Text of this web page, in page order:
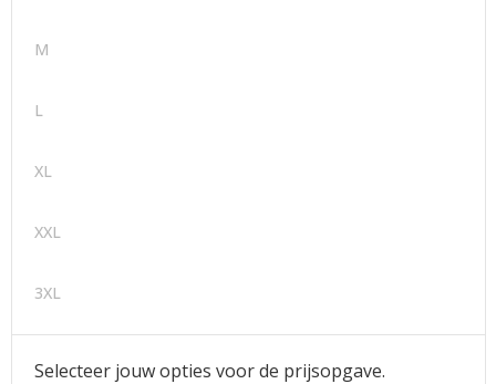
M
L
XL
XXL
3XL
Selecteer jouw opties voor de prijsopgave.